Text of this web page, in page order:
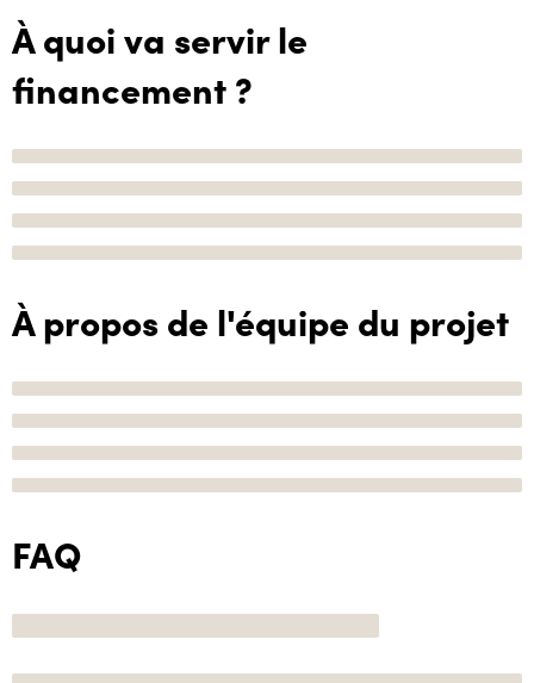
À quoi va servir le
financement ?
À propos de l'équipe du projet
FAQ